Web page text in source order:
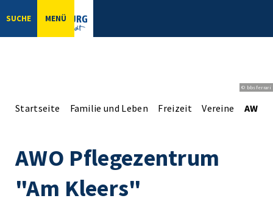
SUCHE MENÜ
© bbsferrari
Startseite Familie und Leben Freizeit Vereine AWO
AWO Pflegezentrum
"Am Kleers"